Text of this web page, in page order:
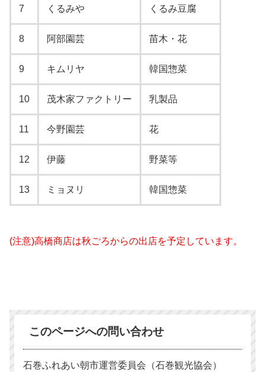
7 くるみや くるみ豆腐
8 阿部園芸 苗木・花
9 キムリヤ 韓国惣菜
10 茂木家ファクトリー 乳製品
11 今野園芸 花
12 伊藤 野菜等
13 ミョヌリ 韓国惣菜
(注意)高橋商店は秋ごろからの出店を予定しています。
このページへの問い合わせ
石巻ふれあい朝市運営委員会（石巻観光協会）